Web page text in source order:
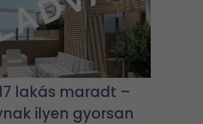
lakás maradt –
ilyen gyorsan